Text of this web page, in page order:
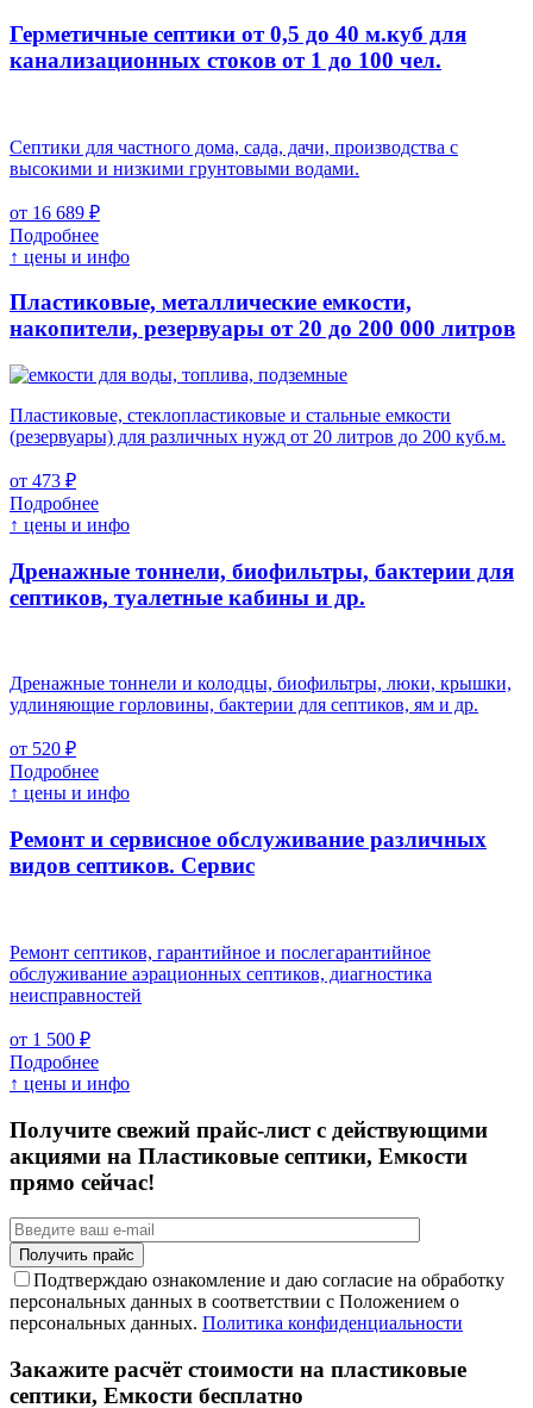
Герметичные септики от 0,5 до 40 м.куб для
канализационных стоков от 1 до 100 чел.
Септики для частного дома, сада, дачи, производства с
высокими и низкими грунтовыми водами.
от 16 689 ₽
Подробнее
↑ цены и инфо
Пластиковые, металлические емкости,
накопители, резервуары от 20 до 200 000 литров
Пластиковые, стеклопластиковые и стальные емкости
(резервуары) для различных нужд от 20 литров до 200 куб.м.
от 473 ₽
Подробнее
↑ цены и инфо
Дренажные тоннели, биофильтры, бактерии для
септиков, туалетные кабины и др.
Дренажные тоннели и колодцы, биофильтры, люки, крышки,
удлиняющие горловины, бактерии для септиков, ям и др.
от 520 ₽
Подробнее
↑ цены и инфо
Ремонт и сервисное обслуживание различных
видов септиков. Сервис
Ремонт септиков, гарантийное и послегарантийное
обслуживание аэрационных септиков, диагностика
неисправностей
от 1 500 ₽
Подробнее
↑ цены и инфо
Получите свежий прайс-лист с действующими
акциями на Пластиковые септики, Емкости
прямо сейчас!
Подтверждаю ознакомление и даю согласие на обработку
персональных данных в соответствии с Положением о
персональных данных. Политика конфиденциальности
Закажите расчёт стоимости на пластиковые
септики, Емкости бесплатно